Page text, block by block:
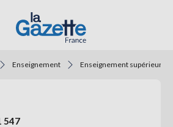
Enseignement Enseignement supérieur
547